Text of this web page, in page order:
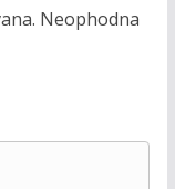
Neophodna